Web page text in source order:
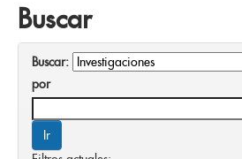
Buscar
Buscar:
por